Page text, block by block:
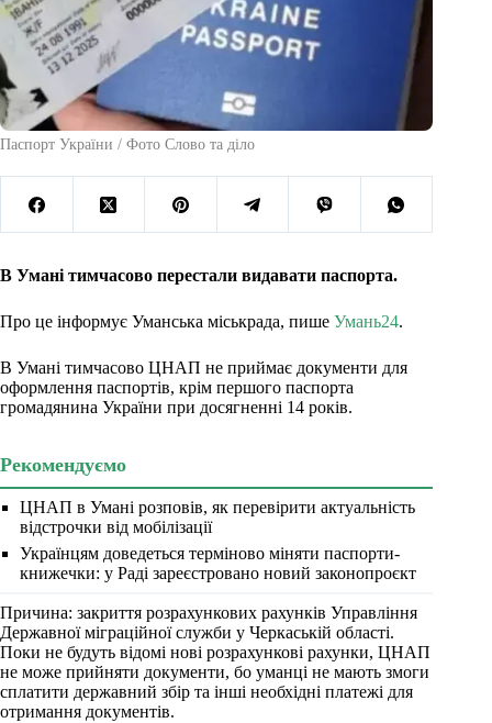
Паспорт України / Фото Слово та діло
В Умані тимчасово перестали видавати паспорта.
Про це інформує Уманська міськрада, пише Умань24.
В Умані тимчасово ЦНАП не приймає документи для
оформлення паспортів, крім першого паспорта
громадянина України при досягненні 14 років.
Рекомендуємо
ЦНАП в Умані розповів, як перевірити актуальність
відстрочки від мобілізації
Українцям доведеться терміново міняти паспорти-
книжечки: у Раді зареєстровано новий законопроєкт
Причина: закриття розрахункових рахунків Управління
Державної міграційної служби у Черкаській області.
Поки не будуть відомі нові розрахункові рахунки, ЦНАП
не може прийняти документи, бо уманці не мають змоги
сплатити державний збір та інші необхідні платежі для
отримання документів.